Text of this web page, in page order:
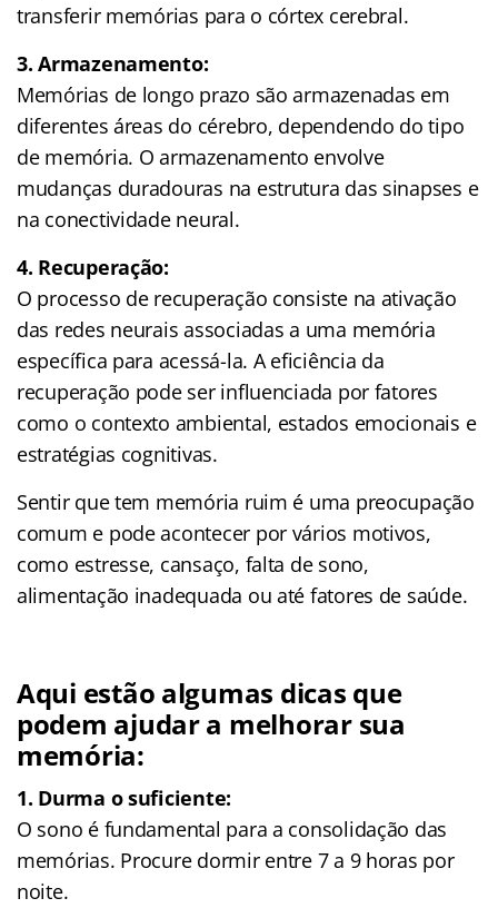
transferir memórias para o córtex cerebral.
3. Armazenamento:
Memórias de longo prazo são armazenadas em
diferentes áreas do cérebro, dependendo do tipo
de memória. O armazenamento envolve
mudanças duradouras na estrutura das sinapses e
na conectividade neural.
4. Recuperação:
O processo de recuperação consiste na ativação
das redes neurais associadas a uma memória
específica para acessá-la. A eficiência da
recuperação pode ser influenciada por fatores
como o contexto ambiental, estados emocionais e
estratégias cognitivas.
Sentir que tem memória ruim é uma preocupação
comum e pode acontecer por vários motivos,
como estresse, cansaço, falta de sono,
alimentação inadequada ou até fatores de saúde.
Aqui estão algumas dicas que
podem ajudar a melhorar sua
memória:
1. Durma o suficiente:
O sono é fundamental para a consolidação das
memórias. Procure dormir entre 7 a 9 horas por
noite.